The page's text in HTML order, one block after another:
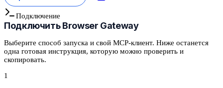
Подключение
ПодключитьBrowser Gateway
Выберите способ запуска и свой MCP-клиент. Ниже останется
одна готовая инструкция, которую можно проверить и
скопировать.
1